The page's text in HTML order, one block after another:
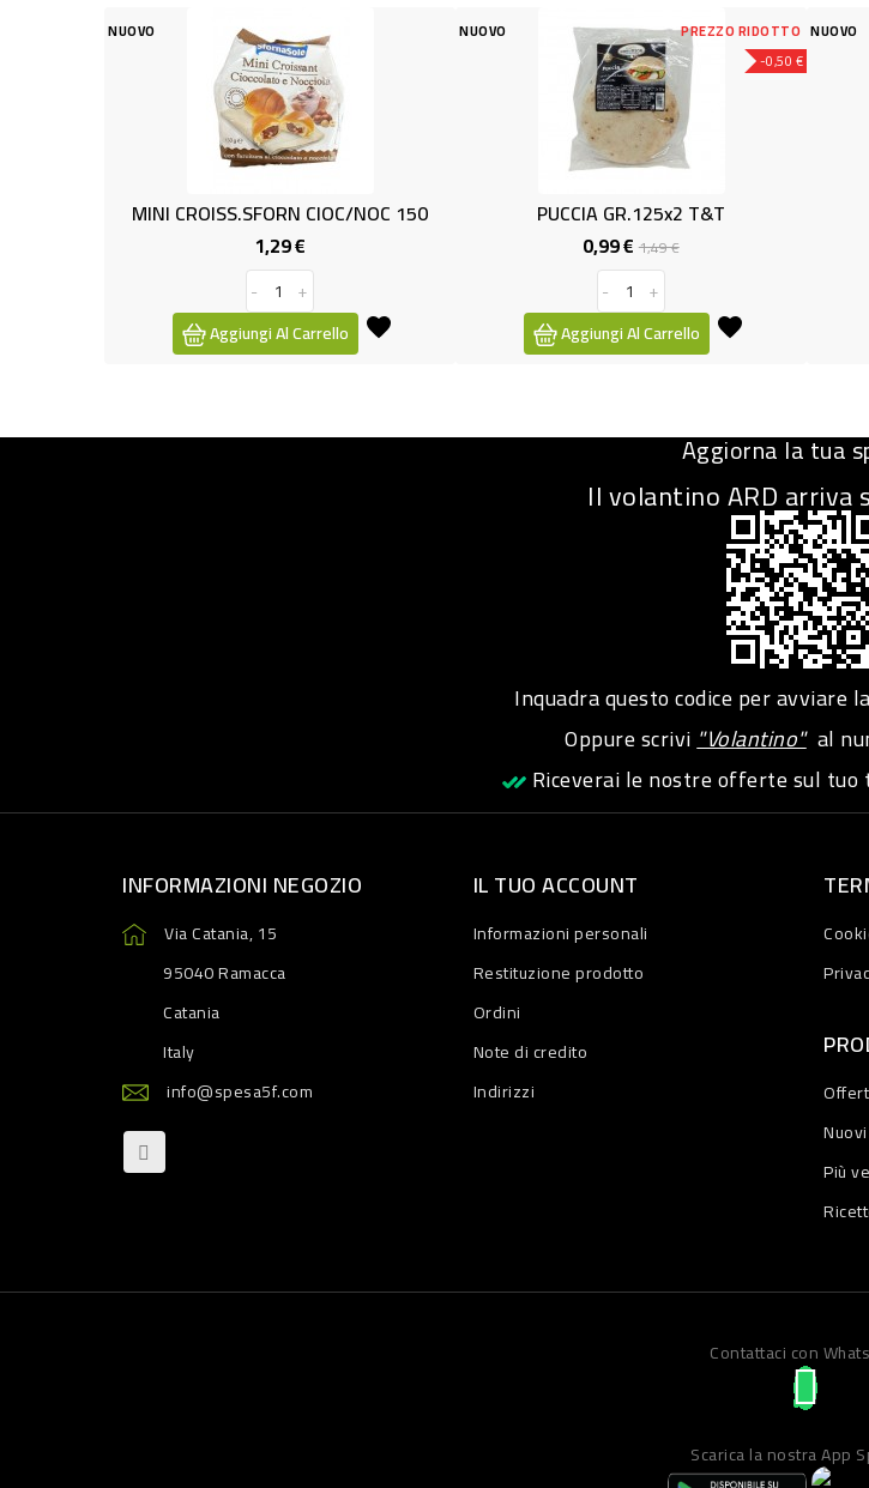
MINI CROISS.SFORN CIOC/NOC 150
Aggiungi Al Carrello
-0,50 €
PREZZO RIDOTTO
PUCCIA GR.125x2 T&T
Prezzo
Aggiungi Al Carrello
NUOVO
ROLLINO
Aggiungi
Aggiorna la tua
Il volantino ARD arriva
Inquadra questo codice per avviare
Oppure scrivi"Volantino"al
Riceverai le nostre offerte sul tuo
INFORMAZIONI NEGOZIO
Via Catania, 15
95040 Ramacca
Catania
Italy
info@spesa5f.com
IL TUO ACCOUNT
Informazioni personali
Restituzione prodotto
Ordini
Note di credito
Indirizzi
Più
Contattaci con
Scarica la nostra App